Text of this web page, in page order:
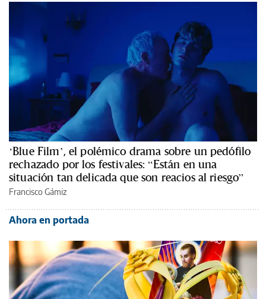
‘Blue Film’, el polémico drama sobre un pedófilo
rechazado por los festivales: “Están en una
situación tan delicada que son reacios al riesgo”
Francisco Gámiz
Ahora en portada